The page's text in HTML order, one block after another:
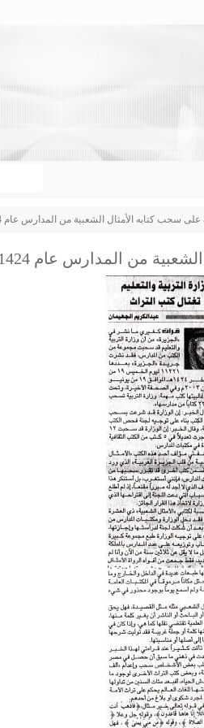
سحب كتابه الأمثال الشعبية من المدارس عام 1424هـ
من المدارس عام 1424هـ